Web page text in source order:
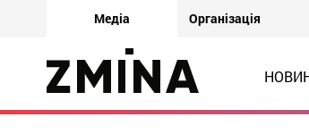
Медіа Організація